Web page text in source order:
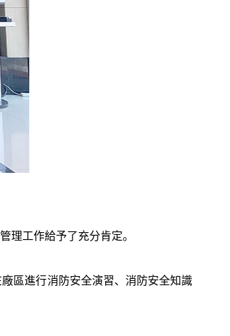
理工作給予了充分肯定。
區進行消防安全演習、消防安全知識